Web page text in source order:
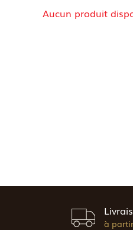
Aucun produit
à